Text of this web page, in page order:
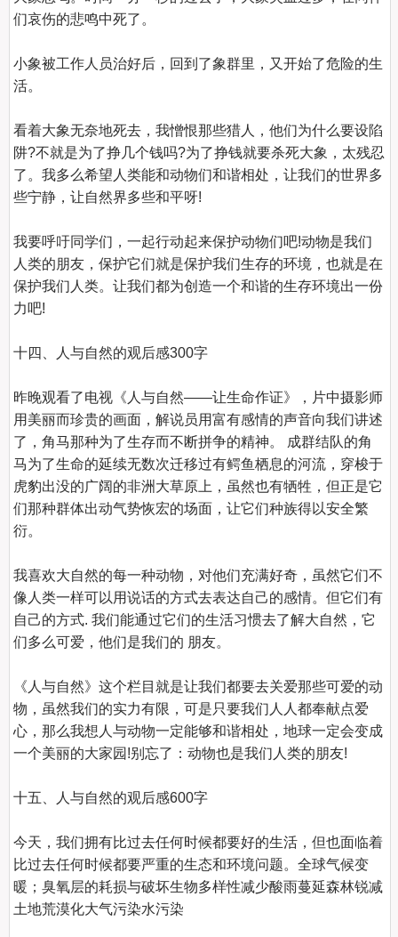
们哀伤的悲鸣中死了。
小象被工作人员治好后，回到了象群里，又开始了危险的生
活。
看着大象无奈地死去，我憎恨那些猎人，他们为什么要设陷
阱?不就是为了挣几个钱吗?为了挣钱就要杀死大象，太残忍
了。我多么希望人类能和动物们和谐相处，让我们的世界多
些宁静，让自然界多些和平呀!
我要呼吁同学们，一起行动起来保护动物们吧!动物是我们
人类的朋友，保护它们就是保护我们生存的环境，也就是在
保护我们人类。让我们都为创造一个和谐的生存环境出一份
力吧!
十四、人与自然的观后感300字
昨晚观看了电视《人与自然——让生命作证》，片中摄影师
用美丽而珍贵的画面，解说员用富有感情的声音向我们讲述
了，角马那种为了生存而不断拼争的精神。 成群结队的角
马为了生命的延续无数次迁移过有鳄鱼栖息的河流，穿梭于
虎豹出没的广阔的非洲大草原上，虽然也有牺牲，但正是它
们那种群体出动气势恢宏的场面，让它们种族得以安全繁
衍。
我喜欢大自然的每一种动物，对他们充满好奇，虽然它们不
像人类一样可以用说话的方式去表达自己的感情。但它们有
自己的方式. 我们能通过它们的生活习惯去了解大自然，它
们多么可爱，他们是我们的 朋友。
《人与自然》这个栏目就是让我们都要去关爱那些可爱的动
物，虽然我们的实力有限，可是只要我们人人都奉献点爱
心，那么我想人与动物一定能够和谐相处，地球一定会变成
一个美丽的大家园!别忘了：动物也是我们人类的朋友!
十五、人与自然的观后感600字
今天，我们拥有比过去任何时候都要好的生活，但也面临着
比过去任何时候都要严重的生态和环境问题。全球气候变
暖；臭氧层的耗损与破坏生物多样性减少酸雨蔓延森林锐减
土地荒漠化大气污染水污染